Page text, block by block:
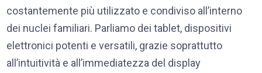
costantemente più utilizzato e condiviso all’interno
dei nuclei familiari. Parliamo dei tablet, dispositivi
elettronici potenti e versatili, grazie soprattutto
all’intuitività e all’immediatezza del display